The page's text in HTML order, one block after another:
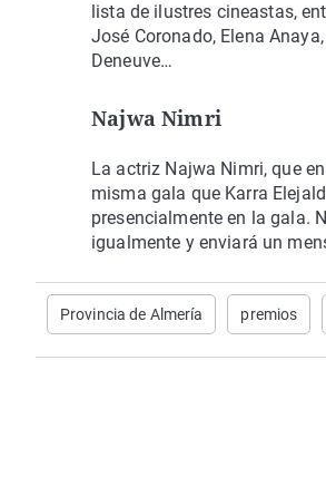
lista de ilustres cineastas,
José Coronado, Elena
Deneuve…
Najwa Nimri
La actriz Najwa Nimri, que
misma gala que Karra
presencialmente en la gala.
igualmente y enviará un
Provincia de Almería premios